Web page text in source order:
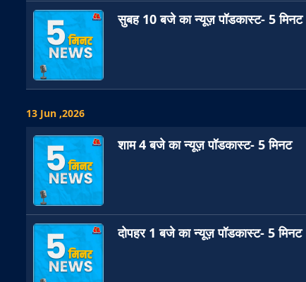
सुबह 10 बजे का न्यूज़ पॉडकास्ट- 5 मिनट
13 Jun ,2026
शाम 4 बजे का न्यूज़ पॉडकास्ट- 5 मिनट
दोपहर 1 बजे का न्यूज़ पॉडकास्ट- 5 मिनट